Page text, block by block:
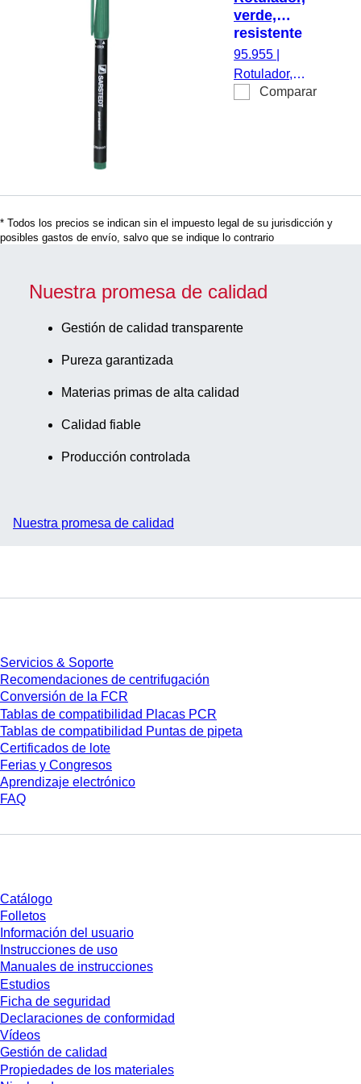
recipientes de
reacción, 10
verde,
resistente
al agua
95.955
Rotulador,
verde,
plástico y
unidades/caja
Comparar
* Todos los precios se indican sin el impuesto legal de su jurisdicción y
posibles gastos de envío, salvo que se indique lo contrario
Nuestra promesa de calidad
Gestión de calidad transparente
Pureza garantizada
Materias primas de alta calidad
Calidad fiable
Producción controlada
Nuestra promesa de calidad
Servicios & Soporte
Recomendaciones de centrifugación
Conversión de la FCR
Tablas de compatibilidad Placas PCR
Tablas de compatibilidad Puntas de pipeta
Certificados de lote
Ferias y Congresos
Aprendizaje electrónico
FAQ
Catálogo
Folletos
Información del usuario
Instrucciones de uso
Manuales de instrucciones
Estudios
Ficha de seguridad
Declaraciones de conformidad
Vídeos
Gestión de calidad
Propiedades de los materiales